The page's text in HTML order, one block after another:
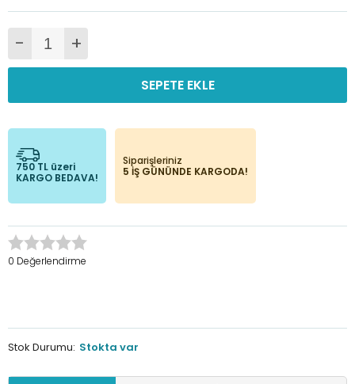
- +
SEPETE EKLE
750 TL üzeri
KARGO BEDAVA!
Siparişleriniz
5 İŞ GÜNÜNDE KARGODA!
0 Değerlendirme
Stok Durumu: Stokta var